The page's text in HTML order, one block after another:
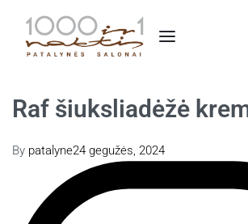
Raf šiuksliadėžė
By patalyne24 gegužės, 2024